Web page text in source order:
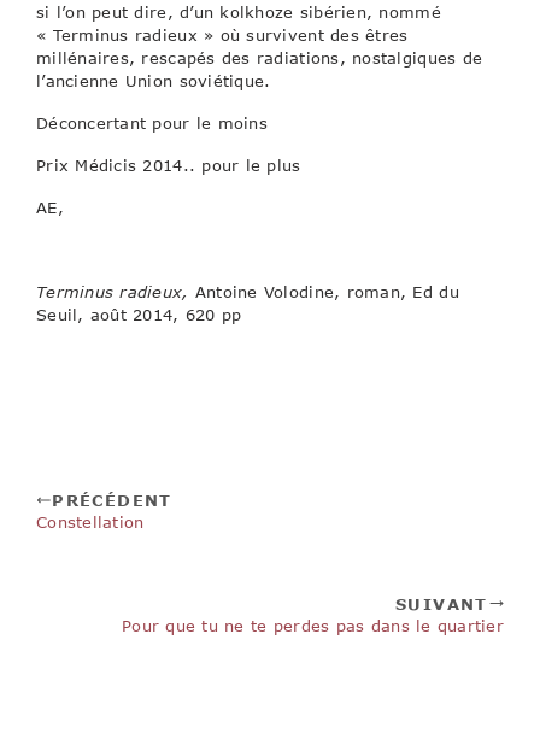
si l’on peut dire, d’un kolkhoze sibérien, nommé
« Terminus radieux » où survivent des êtres
millénaires, rescapés des radiations, nostalgiques de
l’ancienne Union soviétique.
Déconcertant pour le moins
Prix Médicis 2014.. pour le plus
AE,
Terminus radieux, Antoine Volodine, roman, Ed du
Seuil, août 2014, 620 pp
PRÉCÉDENT
Constellation
SUIVANT
Pour que tu ne te perdes pas dans le quartier